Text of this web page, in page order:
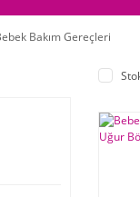
Bakım Gereçleri